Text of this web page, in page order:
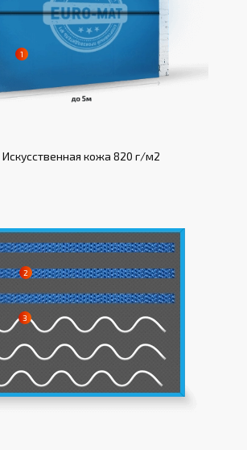
Искусcтвенная кожа 820 г/м2